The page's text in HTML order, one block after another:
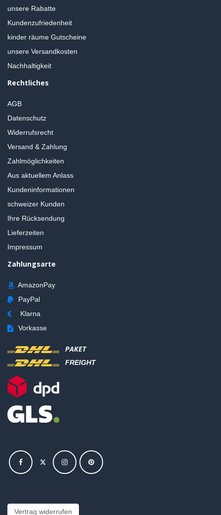
unsere Rabatte
Kundenzufriedenheit
kinder räume Gutscheine
unsere Versandkosten
Nachhaltigkeit
Rechtliches
AGB
Datenschutz
Widerrufsrecht
Versand & Zahlung
Zahlmöglichkeiten
Aus aktuellem Anlass
Kundeninformationen
schweizer Kunden
Ihre Rücksendung
Lieferzeiten
Impressum
Zahlungsarte
AmazonPay
PayPal
Klarna
Vorkasse
PAKET
FREIGHT
Vertrag widerrufen